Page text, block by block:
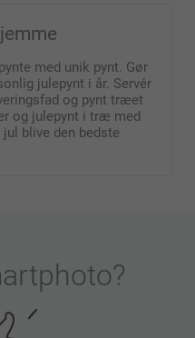
med unik pynt. Gør
julepynt i år. Servér
og pynt træet
og julepynt i træ med
blive den bedste
?